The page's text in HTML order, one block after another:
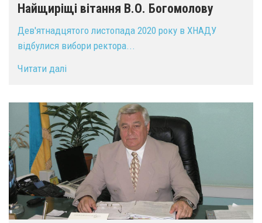
Найщиріщі вітання В.О. Богомолову
Дев'ятнадцятого листопада 2020 року в ХНАДУ
відбулися вибори ректора...
Читати далі